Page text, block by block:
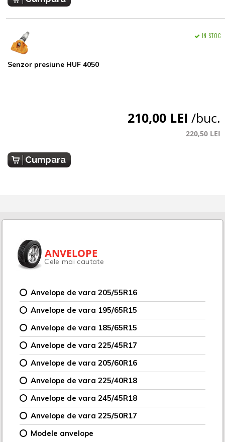
Senzor presiune HUF 4050
IN STOC
210,00 LEI /buc.
220,50 LEI
Cumpara
ANVELOPE
Cele mai cautate
Anvelope de vara 205/55R16
Anvelope de vara 195/65R15
Anvelope de vara 185/65R15
Anvelope de vara 225/45R17
Anvelope de vara 205/60R16
Anvelope de vara 225/40R18
Anvelope de vara 245/45R18
Anvelope de vara 225/50R17
Modele anvelope